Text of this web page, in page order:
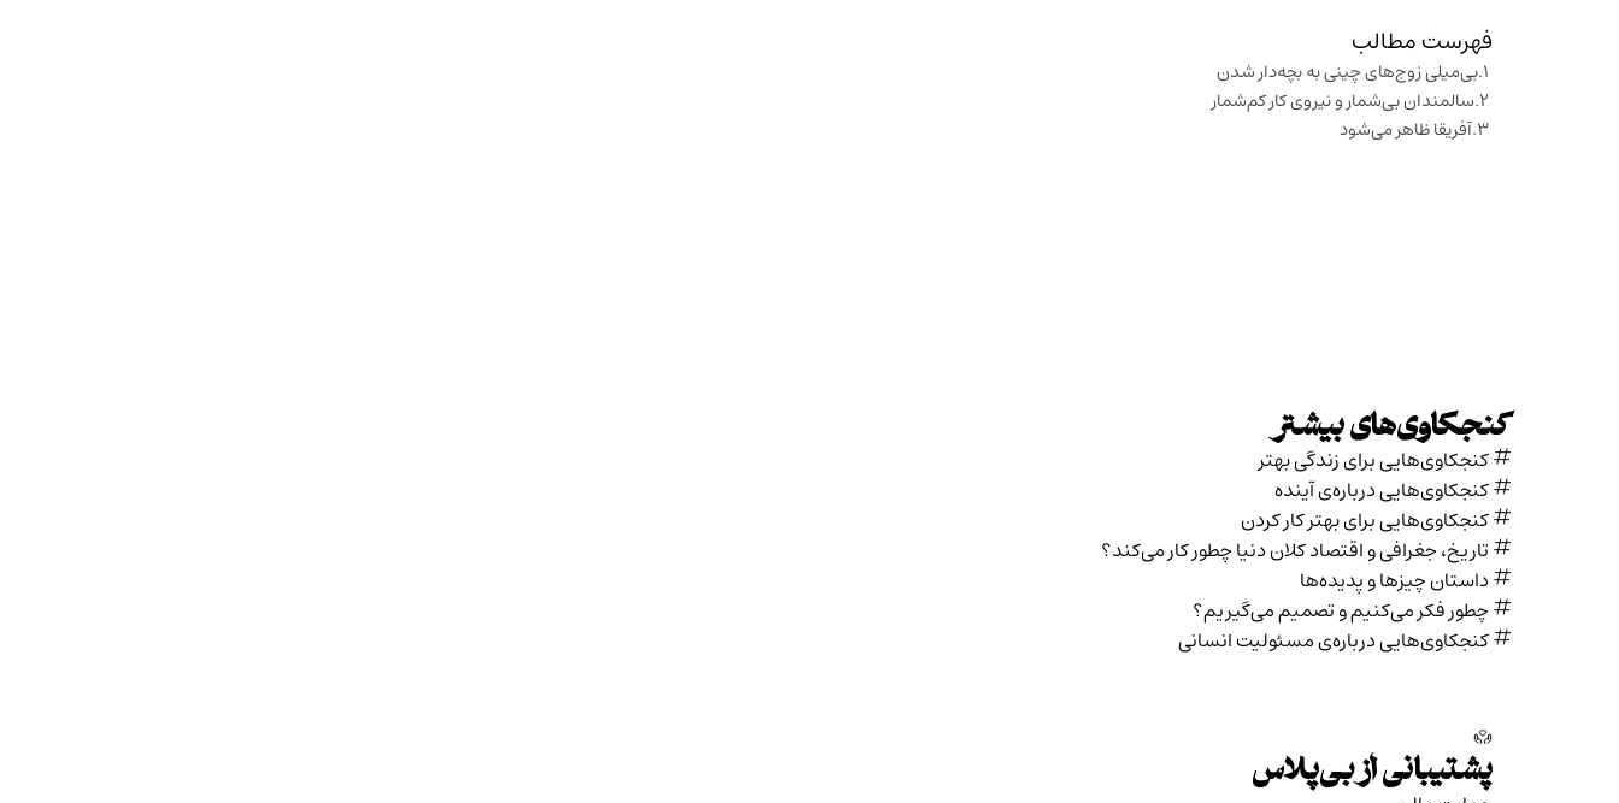
فهرست مطالب
بی‌میلی زوج‌های چینی به بچه‌دار شدن
سالمندان بی‌شمار و نیروی کار کم‌شمار
آفریقا ظاهر می‌شود
کنجکاوی‌های بیشتر
کنجکاوی‌هایی برای زندگی بهتر
کنجکاوی‌هایی درباره‌ی آينده
کنجکاوی‌هایی برای بهتر کار کردن
تاریخ،‌ جغرافی و اقتصاد کلان دنیا چطور کار می‌کند؟
داستان چیزها و پدیده‌ها
چطور فکر می‌کنیم و تصمیم می‌گیریم؟
کنجکاوی‌هایی درباره‌ی مسئولیت انسانی
پشتیبانی از بی‌پلاس